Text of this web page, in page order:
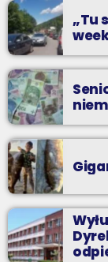
„Tu